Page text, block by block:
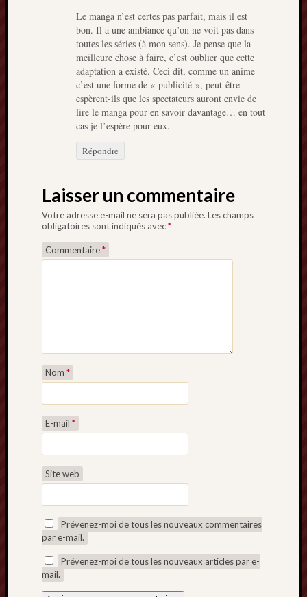
Le manga n’est certes pas parfait, mais il est
bon. Il a une ambiance qu’on ne voit pas dans
toutes les séries (à mon sens). Je pense que la
meilleure chose à faire, c’est oublier que cette
adaptation a existé. Ceci dit, comme un anime
c’est une forme de « publicité », peut-être
espèrent-ils que les spectateurs auront envie de
lire le manga pour en savoir davantage… en tout
cas je l’espère pour eux.
Répondre
Laisser un commentaire
Votre adresse e-mail ne sera pas publiée. Les champs
obligatoires sont indiqués avec*
Commentaire*
Nom *
E-mail *
Site web
Prévenez-moi de tous les nouveaux commentaires
par e-mail.
Prévenez-moi de tous les nouveaux articles par e-
mail.